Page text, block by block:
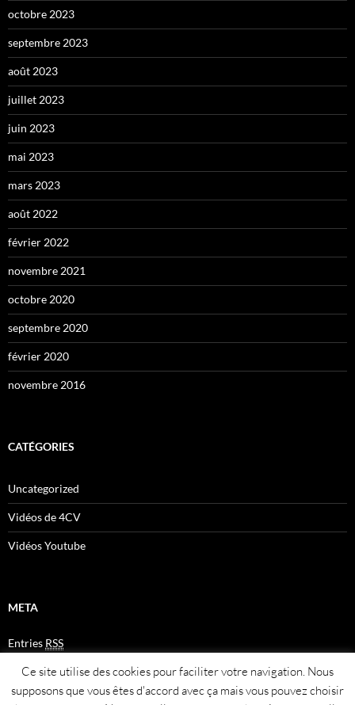
octobre 2023
septembre 2023
août 2023
juillet 2023
juin 2023
mai 2023
mars 2023
août 2022
février 2022
novembre 2021
octobre 2020
septembre 2020
février 2020
novembre 2016
CATÉGORIES
Uncategorized
Vidéos de 4CV
Vidéos Youtube
META
Entries RSS
CommentsRSS
Plan du site
Ce site utilise des cookies pour faciliter votre navigation. Nous
supposons que vous êtes d'accord avec ça mais vous pouvez choisir